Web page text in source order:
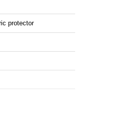
protector